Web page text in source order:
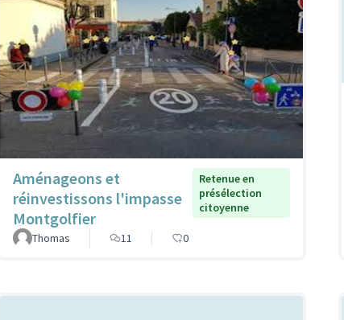
Aménageons et
réinvestissons l'impasse
Montgolfier
Retenue en
présélection
citoyenne
Thomas 11 0